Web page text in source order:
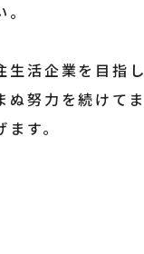
生活企業を目指
ぬ努力を続けて
す。